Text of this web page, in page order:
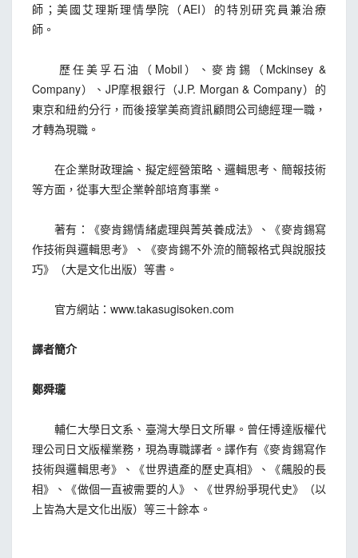
師；美國艾理斯理情學院（AEI）的特別研究員兼治療
師。
歷任美孚石油（Mobil）、麥肯錫（Mckinsey &
Company）、JP摩根銀行（J.P. Morgan & Company）的
東京和紐約分行，而後接掌美商資訊顧問公司總經理一職，
才轉為現職。
在企業財政理論、擬定經營策略、邏輯思考、簡報技術
等方面，從事大型企業幹部培育事業。
著有：《麥肯錫情緒處理與菁英養成法》、《麥肯錫寫
作技術與邏輯思考》、《麥肯錫不外流的簡報格式與說服技
巧》（大是文化出版）等書。
官方網站：www.takasugisoken.com
譯者簡介
鄭舜瓏
輔仁大學日文系、臺灣大學日文所畢。曾任博達版權代
理公司日文版權業務，現為專職譯者。譯作有《麥肯錫寫作
技術與邏輯思考》、《世界遺產的歷史真相》、《飆股的長
相》、《做個一直被需要的人》、《世界紛爭現代史》（以
上皆為大是文化出版）等三十餘本。